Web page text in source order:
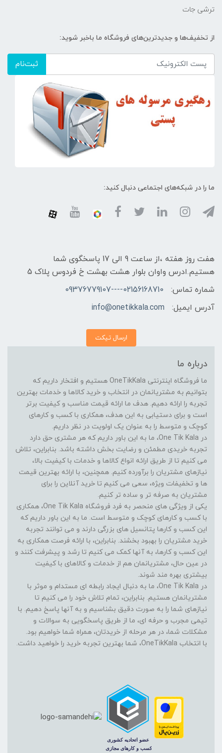
ترشی جات
از تخفیف‌ها و جدیدترین‌های فروشگاه ما باخبر شوید:
ثبت‌نام
ما را در شبکه‌های اجتماعی دنبال کنید:
هفت روز هفته ،از ساعت 9 الی 17 پاسخگوی شما
هستیم.ادرس واوان بلوار هشت بهشت خ فردوس پلاک 5
شماره تماس:
02156168710----09376779107
آدرس ایمیل:
info@onetikkala.com
ارسال تیکت
درباره ما
ما فروشگاه اینترنتی OneTikKala هستیم و افتخار داریم که
بتوانیم به مشتریانمان در انتخاب و خرید کالاها و خدمات بهترین
تجربه را ارائه دهیم. هدف ما ارائه قیمت مناسب و کیفیت برتر
است و برای دستیابی به این هدف، همکاری با کسب و کارهای
کوچک و متوسط را به عنوان یک اولویت در نظر داریم.
در One Tik Kala، ما به این باور داریم که هر مشتری حق دارد
تجربه خریدی مطمئن و رضایت بخش داشته باشد. بنابراین، تلاش
می کنیم تا از طریق ارائه انواع کالاها و خدمات با کیفیت بالا،
نیازهای مشتریان را برآورده کنیم. همچنین، با ارائه بهترین قیمت
ها و تخفیفات ویژه، سعی می کنیم تا خرید آنلاین را برای
مشتریان به صرفه تر و ساده تر کنیم.
یکی از ویژگی های منحصر به فرد فروشگاه One Tik Kala، همکاری
با کسب و کارهای کوچک و متوسط است. ما به این باور داریم که
این کسب و کارها پتانسیل های بزرگی دارند و می توانند تجربه
خرید مشتریان را بهبود بخشند. بنابراین، با ارائه فرصت همکاری به
این کسب و کارها، به آنها کمک می کنیم تا رشد و پیشرفت کنند و
در عین حال، مشتریانمان هم از خدمات و کالاهای با کیفیت
بیشتری بهره مند شوند.
در One Tik Kala، ما به دنبال ایجاد رابطه ای مستدام و موثر با
مشتریانمان هستیم. بنابراین، تمام تلاش خود را می کنیم تا
نیازهای شما را به صورت دقیق بشناسیم و به آنها پاسخ دهیم. با
تیمی مجرب و حرفه ای، ما از طریق پاسخگویی به سوالات و
مشکلات شما، در هر مرحله از خریدتان، همراه شما خواهیم بود.
با انتخاب OneTikKala، شما بهترین تجربه خرید را خواهید داشت.